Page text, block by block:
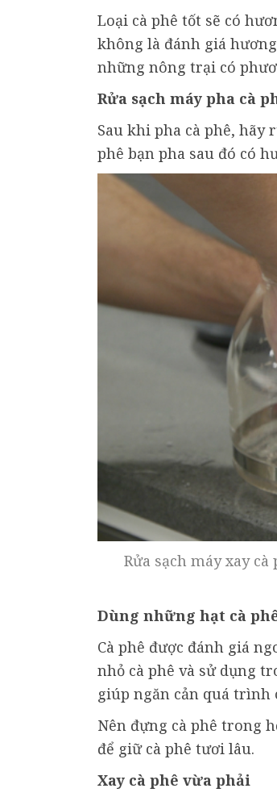
Loại cà phê tốt sẽ có
không là đánh giá
những nông trại có
Rửa sạch máy pha cà
Sau khi pha cà phê, hãy
phê bạn pha sau đó có
Rửa sạch máy xay
Dùng những hạt cà
Cà phê được đánh giá
nhỏ cà phê và sử dụng
giúp ngăn cản quá
Nên đựng cà phê trong
để giữ cà phê tươi lâu.
Xay cà phê vừa phải